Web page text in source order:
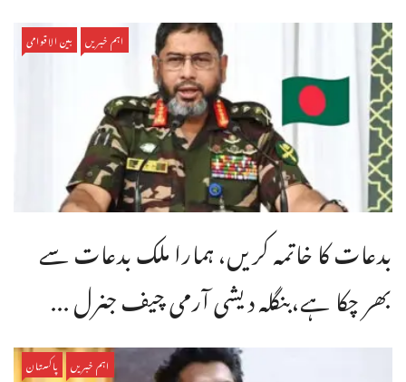
اہم خبریں بین الاقوامی
بدعات کا خاتمہ کریں، ہمارا ملک بدعات سے
بھر چکا ہے،بنگله دیشی آرمی چیف جنرل ...
اہم خبریں پاکستان